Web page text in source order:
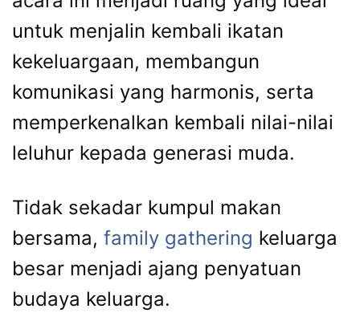
untuk menjalin kembali ikatan
kekeluargaan, membangun
komunikasi yang harmonis, serta
memperkenalkan kembali nilai-nilai
leluhur kepada generasi muda.
Tidak sekadar kumpul makan
bersama, family gathering keluarga
besar menjadi ajang penyatuan
budaya keluarga.